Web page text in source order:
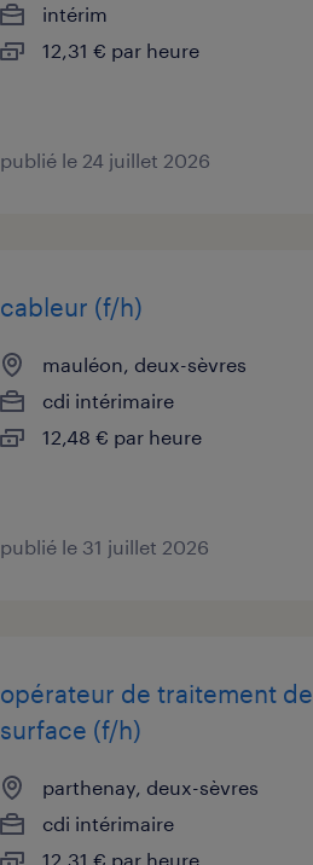
intérim
12,31 € par heure
publié le 24 juillet 2026
cableur (f/h)
mauléon, deux-sèvres
cdi intérimaire
12,48 € par heure
publié le 31 juillet 2026
opérateur de traitement de
surface (f/h)
parthenay, deux-sèvres
cdi intérimaire
12,31 € par heure